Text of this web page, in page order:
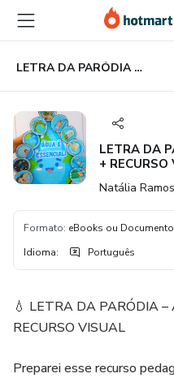
para
conteúdo
principal
para
pagamento
para
rodapé
LETRA DA PARÓDIA – ÁGUA É ESSENCIAL + RECURSO VISUAL
LETRA DA
+ RECURSO
Natália
Formato: eBooks ou
Idioma: Português
💧 LETRA DA PARÓDIA –
RECURSO VISUAL
Preparei esse recurso